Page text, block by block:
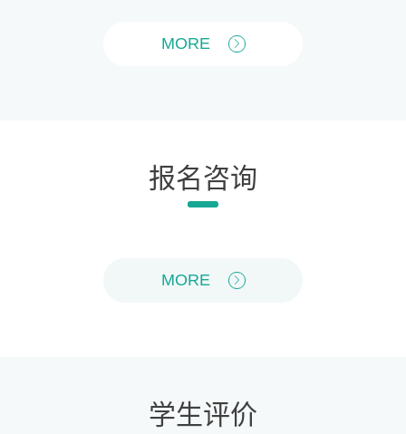
MORE
报名咨询
MORE
学生评价